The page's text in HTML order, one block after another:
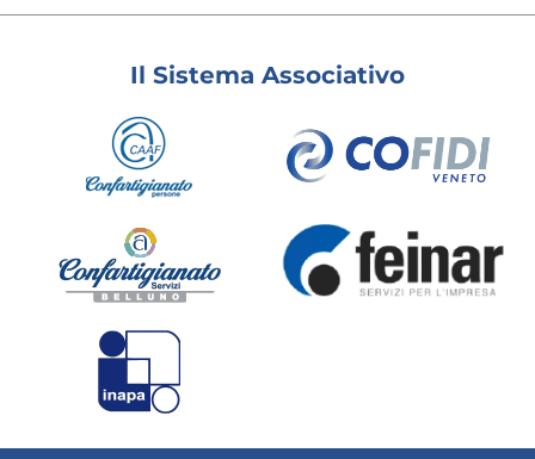
Il Sistema Associativo